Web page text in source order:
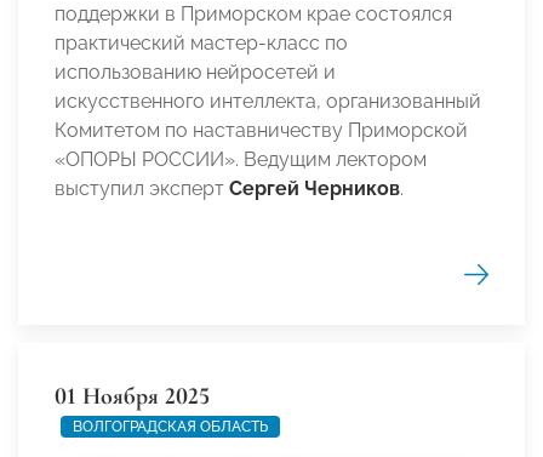
поддержки в Приморском крае состоялся
практический мастер-класс по
использованию нейросетей и
искусственного интеллекта, организованный
Комитетом по наставничеству Приморской
«ОПОРЫ РОССИИ». Ведущим лектором
выступил эксперт Сергей Черников.
01 Ноября 2025
ВОЛГОГРАДСКАЯ ОБЛАСТЬ